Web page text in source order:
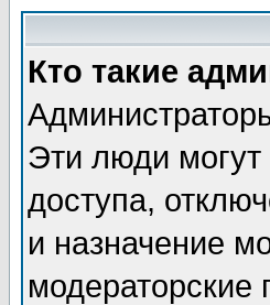
Кто такие
Эти люди могут
доступа,
и назначение
модераторские